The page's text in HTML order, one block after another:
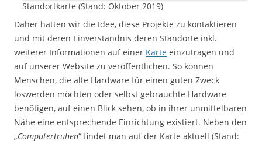
Standortkarte (Stand: Oktober 2019)
Daher hatten wir die Idee, diese Projekte zu kontaktieren
und mit deren Einverständnis deren Standorte inkl.
weiterer Informationen auf einer Karte einzutragen und
auf unserer Website zu veröffentlichen. So können
Menschen, die alte Hardware für einen guten Zweck
loswerden möchten oder selbst gebrauchte Hardware
benötigen, auf einen Blick sehen, ob in ihrer unmittelbaren
Nähe eine entsprechende Einrichtung existiert. Neben den
„Computertruhen“ findet man auf der Karte aktuell (Stand: